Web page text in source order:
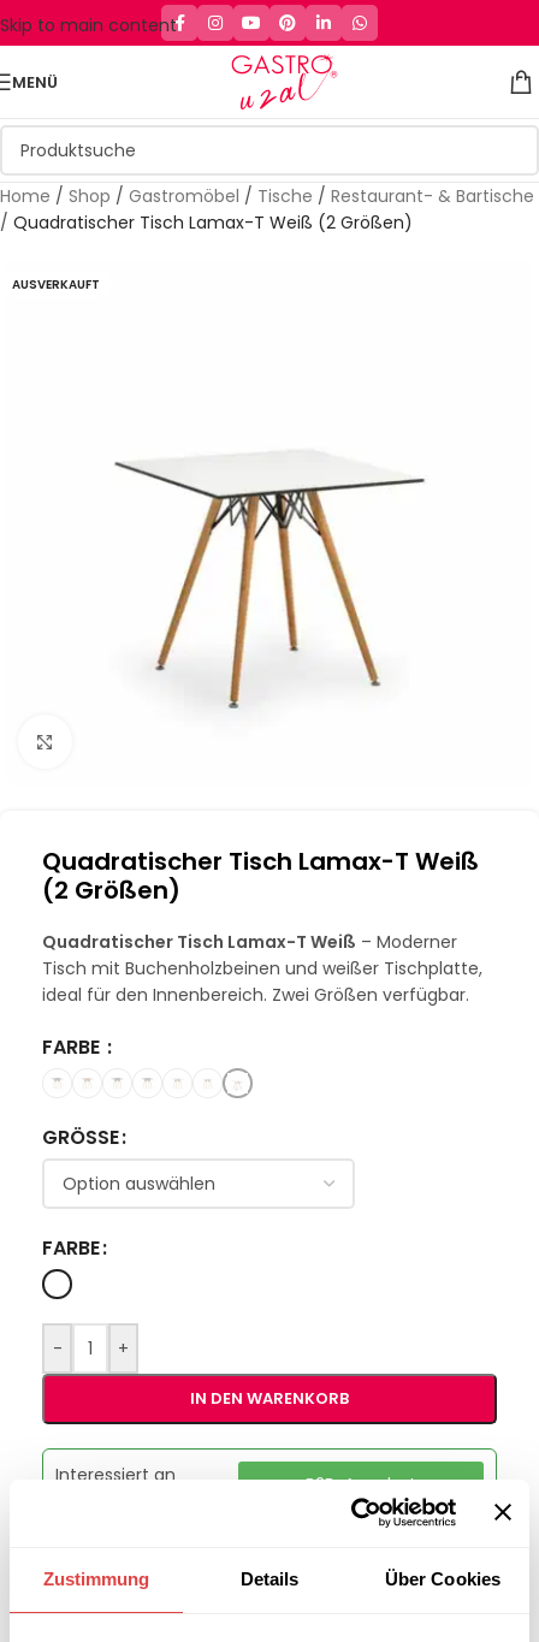
Zustimmung Details Über Cookies
Skip to main content
MENÜ
Home / Shop / Gastromöbel / Tische / Restaurant- & Bartische
/ Quadratischer Tisch Lamax-T Weiß (2 Größen)
AUSVERKAUFT
Quadratischer Tisch Lamax-T Weiß
(2 Größen)
Quadratischer Tisch Lamax-T Weiß – Moderner
Tisch mit Buchenholzbeinen und weißer Tischplatte,
ideal für den Innenbereich. Zwei Größen verfügbar.
FARBE
GRÖSSE
FARBE
- +
IN DEN WARENKORB
Interessiert an
B2B-Angebot
anfordern
Artikelnummer:n. v.